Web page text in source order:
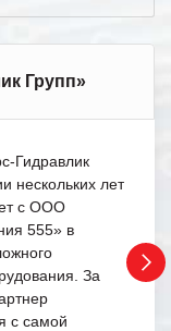
Групп»
Гидравлик
нескольких лет
с ООО
555» в
За
с самой